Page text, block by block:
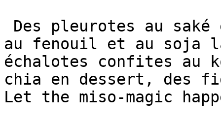
au fenouil et au soja
échalotes confites au
chia en dessert, des
Let the miso-magic